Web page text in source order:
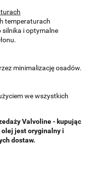
temperaturach
silnika i optymalne
minimalizację osadów.
we wszystkich
Valvoline - kupując
olej jest oryginalny i
dostaw.